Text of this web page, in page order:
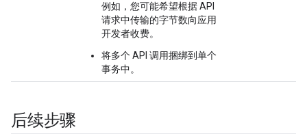
例如，您可能希望根据 API
请求中传输的字节数向应用
开发者收费。
将多个 API 调用捆绑到单个
事务中。
后续步骤